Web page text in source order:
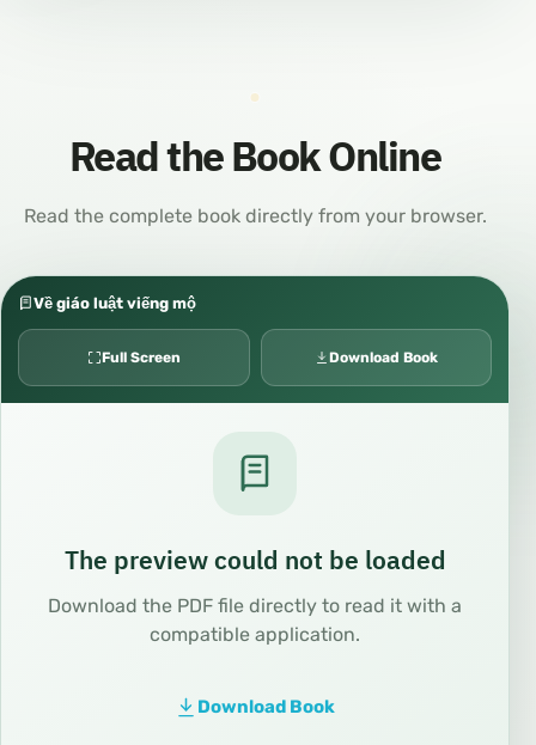
Read the Book Online
Read the complete book directly from your browser.
Về giáo luật viếng mộ
Full Screen Download Book
The preview could not be loaded
Download the PDF file directly to read it with a
compatible application.
Download Book